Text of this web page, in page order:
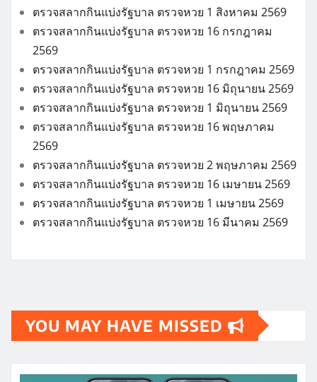
ตรวจสลากกินแบ่งรัฐบาล ตรวจหวย 1 สิงหาคม 2569
ตรวจสลากกินแบ่งรัฐบาล ตรวจหวย 16 กรกฎาคม
2569
ตรวจสลากกินแบ่งรัฐบาล ตรวจหวย 1 กรกฎาคม 2569
ตรวจสลากกินแบ่งรัฐบาล ตรวจหวย 16 มิถุนายน 2569
ตรวจสลากกินแบ่งรัฐบาล ตรวจหวย 1 มิถุนายน 2569
ตรวจสลากกินแบ่งรัฐบาล ตรวจหวย 16 พฤษภาคม
2569
ตรวจสลากกินแบ่งรัฐบาล ตรวจหวย 2 พฤษภาคม 2569
ตรวจสลากกินแบ่งรัฐบาล ตรวจหวย 16 เมษายน 2569
ตรวจสลากกินแบ่งรัฐบาล ตรวจหวย 1 เมษายน 2569
ตรวจสลากกินแบ่งรัฐบาล ตรวจหวย 16 มีนาคม 2569
YOU MAY HAVE MISSED